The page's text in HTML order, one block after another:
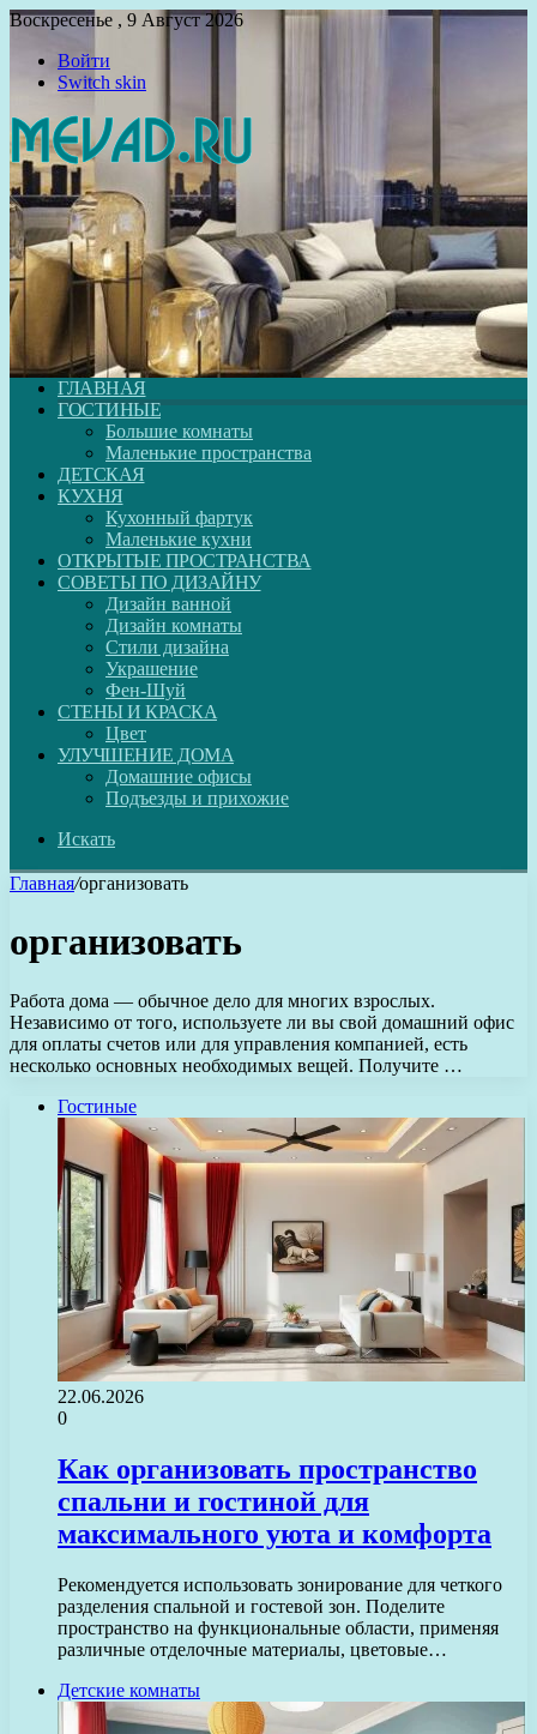
Воскресенье , 9 Август 2026
Войти
Switch skin
ГЛАВНАЯ
ГОСТИНЫЕ
Большие комнаты
Маленькие пространства
ДЕТСКАЯ
КУХНЯ
Кухонный фартук
Маленькие кухни
ОТКРЫТЫЕ ПРОСТРАНСТВА
СОВЕТЫ ПО ДИЗАЙНУ
Дизайн ванной
Дизайн комнаты
Стили дизайна
Украшение
Фен-Шуй
СТЕНЫ И КРАСКА
Цвет
УЛУЧШЕНИЕ ДОМА
Домашние офисы
Подъезды и прихожие
Искать
Главная/организовать
организовать
Работа дома — обычное дело для многих взрослых.
Независимо от того, используете ли вы свой домашний офис
для оплаты счетов или для управления компанией, есть
несколько основных необходимых вещей. Получите …
Гостиные
22.06.2026
0
Как организовать пространство
спальни и гостиной для
максимального уюта и комфорта
Рекомендуется использовать зонирование для четкого
разделения спальной и гостевой зон. Поделите
пространство на функциональные области, применяя
различные отделочные материалы, цветовые…
Детские комнаты